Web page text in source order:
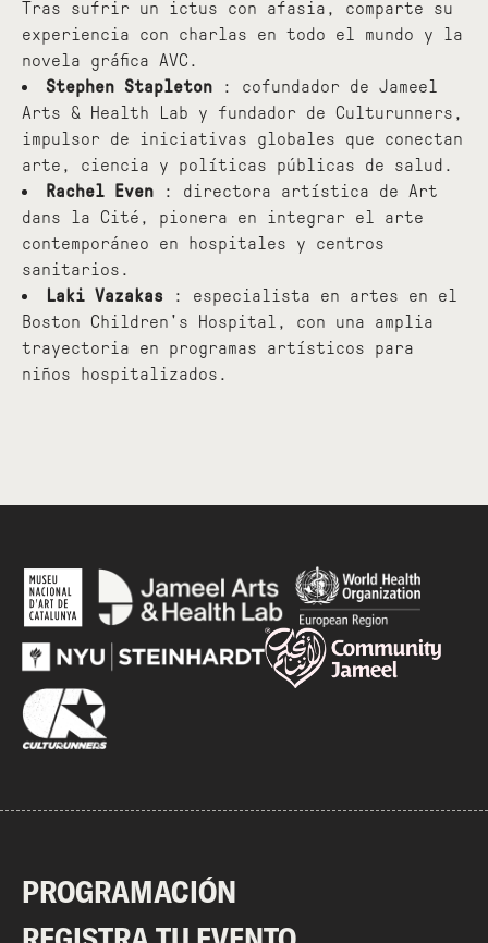
Tras sufrir un ictus con afasia, comparte su
experiencia con charlas en todo el mundo y la
novela gráfica AVC.
Stephen Stapleton : cofundador de Jameel
Arts & Health Lab y fundador de Culturunners,
impulsor de iniciativas globales que conectan
arte, ciencia y políticas públicas de salud.
Rachel Even : directora artística de Art
dans la Cité, pionera en integrar el arte
contemporáneo en hospitales y centros
sanitarios.
Laki Vazakas : especialista en artes en el
Boston Children's Hospital, con una amplia
trayectoria en programas artísticos para
niños hospitalizados.
PROGRAMACIÓN